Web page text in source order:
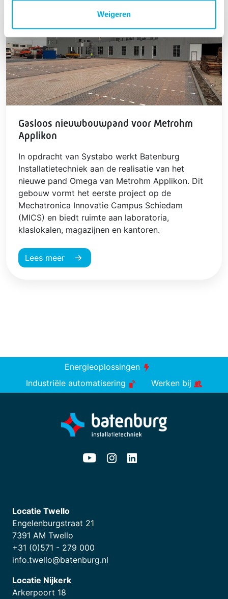
Weigeren
Gasloos nieuwbouwpand voor Metrohm
Applikon
In opdracht van Systabo werkt Batenburg
Installatietechniek aan de realisatie van het
nieuwe pand Omega van Metrohm Applikon. Dit
gebouw vormt het eerste project op de
Mechatronica Innovatie Campus Schiedam
(MICS) en biedt ruimte aan laboratoria,
klaslokalen, magazijnen en kantoren.
Lees meer
Energieoplossingen
Industriële automatisering
Werken bij
Locatie Twello
Engelenburgstraat 21
7391 AM Twello
+31 (0)571 - 279 000
info.twello@batenburg.nl
Locatie Nijkerk
Arkerpoort 18